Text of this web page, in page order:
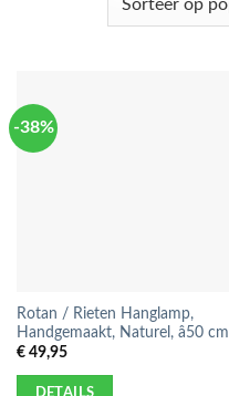
-38%
Rotan / Rieten Hanglamp,
Handgemaakt, Naturel, â50 cm
€49,95